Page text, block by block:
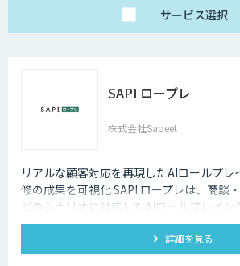
サービス選択
SAPI ロープレ
株式会社Sapeet
リアルな顧客対応を再現したAIロールプレ
修の成果を可視化 SAPI ロープレは、商談
どのシナリオに対応したAIロールプレイン
です。 AIアバターとの実践トレーニング
により、新人・中途スタッフの早期戦力化
を支援します。
詳細を見る